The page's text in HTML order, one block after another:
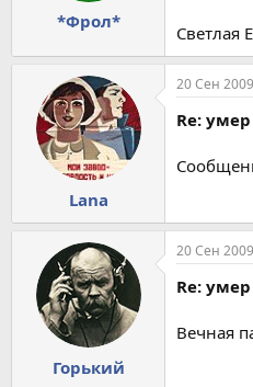
*Фрол*
Светлая
Lana
20 Сен 2009
Re:
Горький
20 Сен 2009
Re:
Вечная